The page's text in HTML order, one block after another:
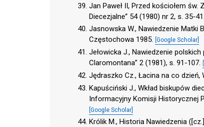
Jan Paweł II, Przed kościołem
Diecezjalne” 54 (1980) nr 2, s. 35-41.
Jasnowska W., Nawiedzenie Matki
Częstochowa 1985. [Google Scholar]
Jełowicka J., Nawiedzenie
Claromontana” 2 (1981), s. 91-107.
Jędraszko Cz., Łacina na co dzień,
Kapuściński J., Wkład biskupów
Informacyjny Komisji Historycznej
[Google Scholar]
Królik M., Historia Nawiedzenia